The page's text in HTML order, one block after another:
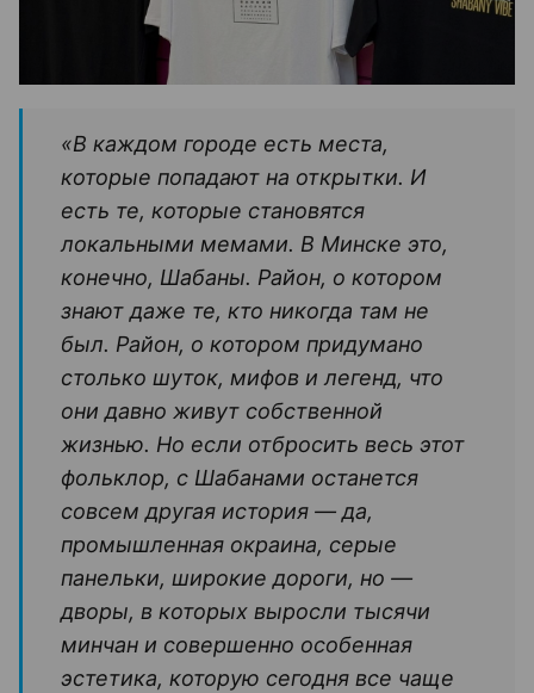
«В каждом городе есть места,
которые попадают на открытки. И
есть те, которые становятся
локальными мемами. В Минске это,
конечно, Шабаны. Район, о котором
знают даже те, кто никогда там не
был. Район, о котором придумано
столько шуток, мифов и легенд, что
они давно живут собственной
жизнью. Но если отбросить весь этот
фольклор, с Шабанами останется
совсем другая история — да,
промышленная окраина, серые
панельки, широкие дороги, но —
дворы, в которых выросли тысячи
минчан и совершенно особенная
эстетика, которую сегодня все чаще